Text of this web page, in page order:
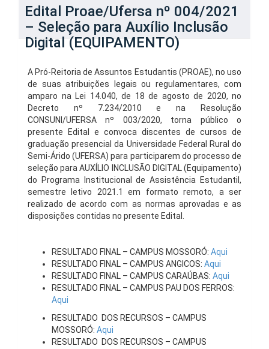
Edital Proae/Ufersa nº 004/2021
– Seleção para Auxílio Inclusão
Digital (EQUIPAMENTO)
A Pró-Reitoria de Assuntos Estudantis (PROAE), no uso
de suas atribuições legais ou regulamentares, com
amparo na Lei 14.040, de 18 de agosto de 2020, no
Decreto nº 7.234/2010 e na Resolução
CONSUNI/UFERSA nº 003/2020, torna público o
presente Edital e convoca discentes de cursos de
graduação presencial da Universidade Federal Rural do
Semi-Árido (UFERSA) para participarem do processo de
seleção para AUXÍLIO INCLUSÃO DIGITAL (Equipamento)
do Programa Institucional de Assistência Estudantil,
semestre letivo 2021.1 em formato remoto, a ser
realizado de acordo com as normas aprovadas e as
disposições contidas no presente Edital.
RESULTADO FINAL – CAMPUS MOSSORÓ: Aqui
RESULTADO FINAL – CAMPUS ANGICOS: Aqui
RESULTADO FINAL – CAMPUS CARAÚBAS: Aqui
RESULTADO FINAL – CAMPUS PAU DOS FERROS:
Aqui
RESULTADO DOS RECURSOS – CAMPUS
MOSSORÓ: Aqui
RESULTADO DOS RECURSOS – CAMPUS